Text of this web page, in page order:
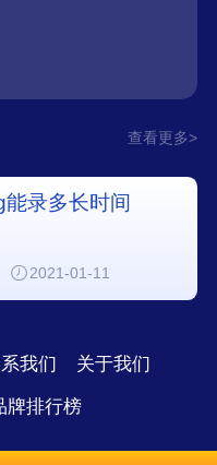
查看更多>
能录多长时间
2021-01-11
我们 关于我们
牌排行榜